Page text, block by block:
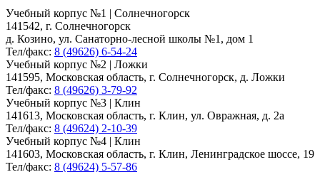
Учебный корпус №1 | Солнечногорск
141542, г. Солнечногорск
д. Козино, ул. Санаторно-лесной школы №1, дом 1
Тел/факс: 8 (49626) 6-54-24
Учебный корпус №2 | Ложки
141595, Московская область, г. Солнечногорск, д. Ложки
Тел/факс: 8 (49626) 3-79-92
Учебный корпус №3 | Клин
141613, Московская область, г. Клин, ул. Овражная, д. 2а
Тел/факс: 8 (49624) 2-10-39
Учебный корпус №4 | Клин
141603, Московская область, г. Клин, Ленинградское шоссе, 19
Тел/факс: 8 (49624) 5-57-86